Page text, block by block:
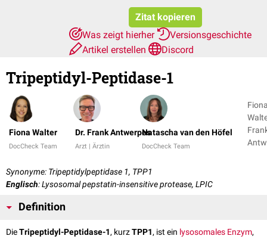
Zitat kopieren
Was zeigt hierher
Versionsgeschichte
Artikel erstellen
Discord
Tripeptidyl-Peptidase-1
Fiona Walter
DocCheck Team
Dr. Frank Antwerpes
Arzt | Ärztin
Natascha van den Höfel
DocCheck Team
Synonyme: Tripeptidylpeptidase 1, TPP1
Englisch: Lysosomal pepstatin-insensitive protease, LPIC
Definition
DieTripeptidyl-Peptidase-1, kurzTPP1, ist ein lysosomales Enzym,